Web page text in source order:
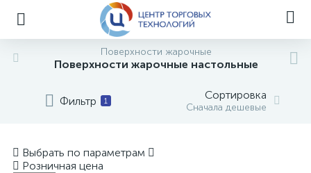
Поверхности жарочные
Поверхности жарочные настольные
Фильтр 1 Сортировка
Сначала дешевые
Выбрать по параметрам
Розничная цена